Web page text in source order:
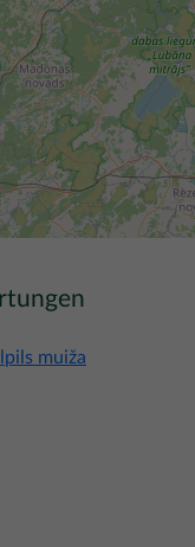
muiža